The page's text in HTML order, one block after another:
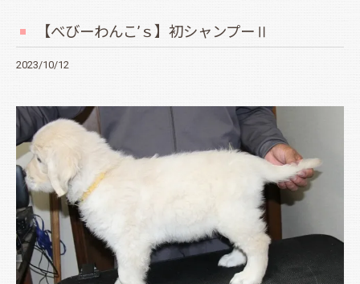
【べびーわんこ’ｓ】初シャンプーⅡ
2023/10/12